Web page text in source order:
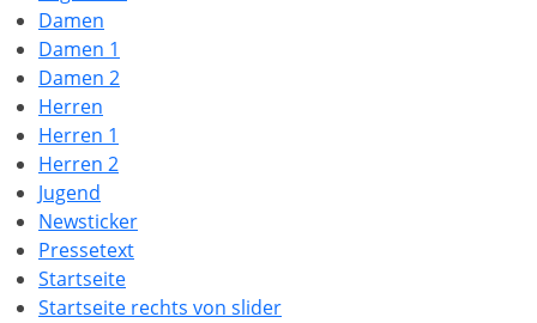
Damen
Damen 1
Damen 2
Herren
Herren 1
Herren 2
Jugend
Newsticker
Pressetext
Startseite
Startseite rechts von slider